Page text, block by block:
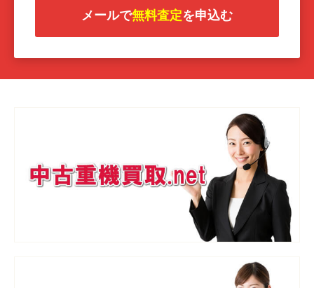
メールで無料査定を申込む